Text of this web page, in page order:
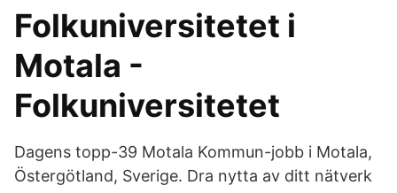
Folkuniversitetet i
Motala -
Folkuniversitetet
Dagens topp-39 Motala Kommun-jobb i Motala,
Östergötland, Sverige. Dra nytta av ditt nätverk